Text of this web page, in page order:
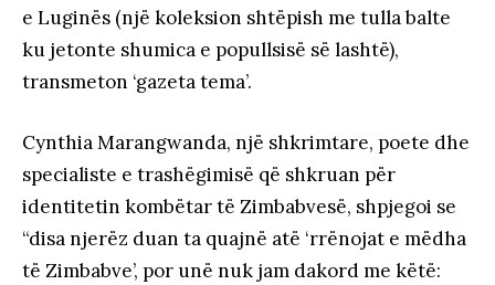
e Luginës (një koleksion shtëpish me tulla balte
ku jetonte shumica e popullsisë së lashtë),
transmeton ‘gazeta tema’.
Cynthia Marangwanda, një shkrimtare, poete dhe
specialiste e trashëgimisë që shkruan për
identitetin kombëtar të Zimbabvesë, shpjegoi se
“disa njerëz duan ta quajnë atë ‘rrënojat e mëdha
të Zimbabve’, por unë nuk jam dakord me këtë: